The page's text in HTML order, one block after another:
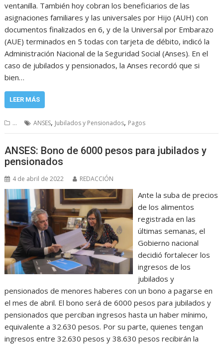
ventanilla. También hoy cobran los beneficiarios de las
asignaciones familiares y las universales por Hijo (AUH) con
documentos finalizados en 6, y de la Universal por Embarazo
(AUE) terminados en 5 todas con tarjeta de débito, indicó la
Administración Nacional de la Seguridad Social (Anses). En el
caso de jubilados y pensionados, la Anses recordó que si
bien…
LEER MÁS
... ANSES, Jubilados y Pensionados, Pagos
ANSES: Bono de 6000 pesos para jubilados y
pensionados
4 de abril de 2022 REDACCIÓN
Ante la suba de precios
de los alimentos
registrada en las
últimas semanas, el
Gobierno nacional
decidió fortalecer los
ingresos de los
jubilados y
pensionados de menores haberes con un bono a pagarse en
el mes de abril. El bono será de 6000 pesos para jubilados y
pensionados que perciban ingresos hasta un haber mínimo,
equivalente a 32.630 pesos. Por su parte, quienes tengan
ingresos entre 32.630 pesos y 38.630 pesos recibirán la